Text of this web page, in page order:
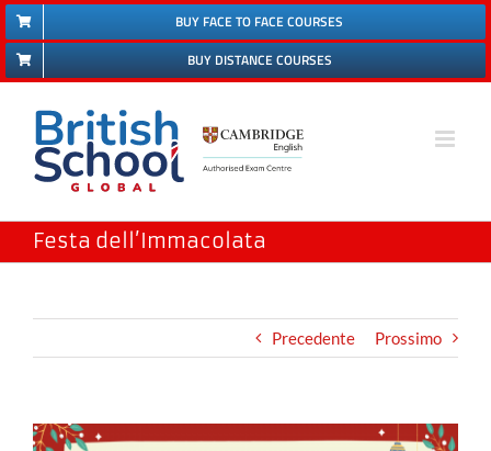
Salta
al
contenuto
BUY FACE TO FACE COURSES
BUY DISTANCE COURSES
Festa dell’Immacolata
Precedente Prossimo
Ingrandisci